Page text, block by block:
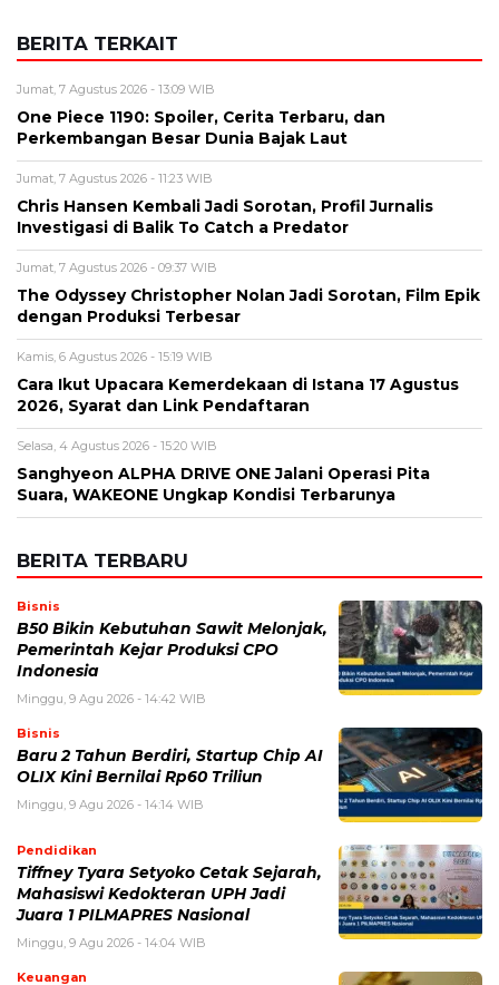
Alamat email tidak akan dipublikasikan. Kolom wajib ditandai *.
Komentar*
Nama*
Simpan nama, email, dan situs web saya pada peramban ini
untuk komentar saya berikutnya.
BERITA TERKAIT
Jumat, 7 Agustus 2026 - 13:09 WIB
One Piece 1190: Spoiler, Cerita Terbaru, dan
Perkembangan Besar Dunia Bajak Laut
Jumat, 7 Agustus 2026 - 11:23 WIB